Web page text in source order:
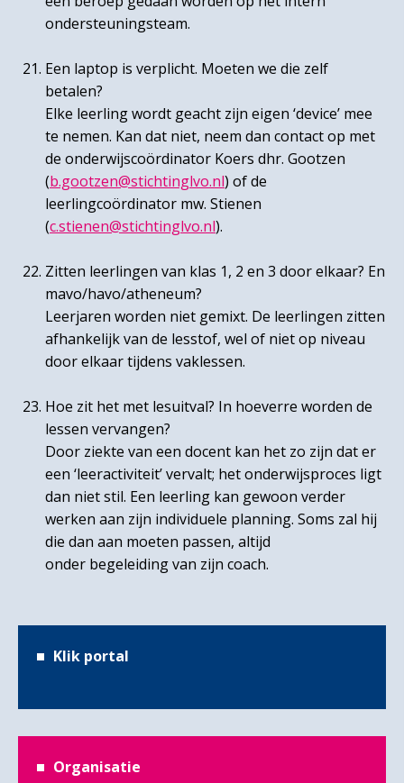
ondersteuningsteam.
Een laptop is verplicht. Moeten we die zelf
betalen?
Elke leerling wordt geacht zijn eigen ‘device’ mee
te nemen. Kan dat niet, neem dan contact op met
de onderwijscoördinator Koers dhr. Gootzen
(b.gootzen@stichtinglvo.nl) of de
leerlingcoördinator mw. Stienen
(c.stienen@stichtinglvo.nl).
Zitten leerlingen van klas 1, 2 en 3 door elkaar? En
mavo/havo/atheneum?
Leerjaren worden niet gemixt. De leerlingen zitten
afhankelijk van de lesstof, wel of niet op niveau
door elkaar tijdens vaklessen.
Hoe zit het met lesuitval? In hoeverre worden de
lessen vervangen?
Door ziekte van een docent kan het zo zijn dat er
een ‘leeractiviteit’ vervalt; het onderwijsproces ligt
dan niet stil. Een leerling kan gewoon verder
werken aan zijn individuele planning. Soms zal hij
die dan aan moeten passen, altijd
onder begeleiding van zijn coach.
Klik portal
Organisatie